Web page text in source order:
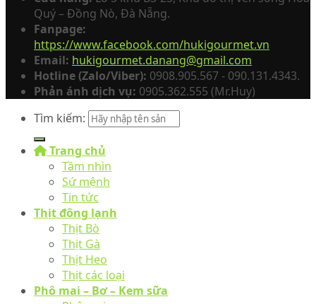
Quý – Đồng Nò, Đà Nẵng.
Fanpage:
https://www.facebook.com/hukigourmet.vn
Email: hukigourmet.danang@gmail.com
Hotline (Zalo/Viber): 0908.905.567 - 090.131.4343.
Phản ánh dịch vụ: 0905.362.555 (Mr.Huy)
Tìm kiếm:
Trang chủ
Tầm nhìn
Sứ mệnh
Tin tức
Thịt đông lạnh
Thịt Bò
Thịt Gà
Thịt Heo
Thịt các loại
Phô mai – Bơ – Kem sữa